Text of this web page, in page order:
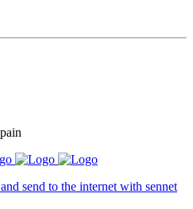
send to the internet with sennet